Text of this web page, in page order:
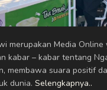
merupakan Media Online
kabar – kabar tentang
membawa suara positif
dunia. Selengkapnya..